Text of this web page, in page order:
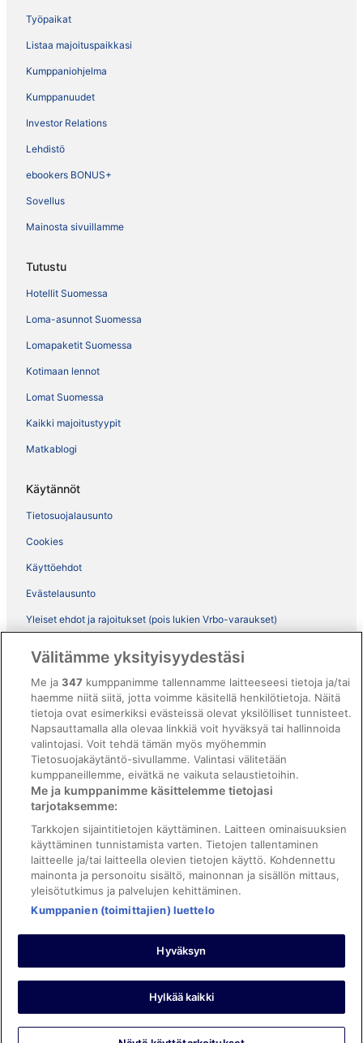
Työpaikat
Listaa majoituspaikkasi
Kumppaniohjelma
Kumppanuudet
Investor Relations
Lehdistö
ebookers BONUS+
Sovellus
Mainosta sivuillamme
Tutustu
Hotellit Suomessa
Loma-asunnot Suomessa
Lomapaketit Suomessa
Kotimaan lennot
Lomat Suomessa
Kaikki majoitustyypit
Matkablogi
Käytännöt
Tietosuojalausunto
Cookies
Käyttöehdot
Evästelausunto
Yleiset ehdot ja rajoitukset (pois lukien Vrbo-varaukset)
ebookers BONUS+ -ohjelman ehdot
Oikeudelliset tiedot / ota meihin yhteyttä
Sisältövaatimukset ja ilmoituksen tekeminen sisällöstä
Tuki
Ota yhteyttä
Varauksen muuttaminen tai peruuttaminen
Varaa lento lentoyhtiön hyvityskupongeilla
Hyvityksen hakeminen ja aikarajat
©2026 Expedia, Inc., Expedia Groupin yritys. Kaikki oikeudet
pidätetään. ebookers ja ebookersin logo ovat Expedia, Inc.:n
tavaramerkkejä tai rekisteröityjä tavaramerkkejä.
Välitämme yksityisyydestäsi
Me ja347 kumppanimme tallennamme laitteeseesi tietoja ja/tai
haemme niitä siitä, jotta voimme käsitellä henkilötietoja. Näitä
tietoja ovat esimerkiksi evästeissä olevat yksilölliset tunnisteet.
Napsauttamalla alla olevaa linkkiä voit hyväksyä tai hallinnoida
valintojasi. Voit tehdä tämän myös myöhemmin
Tietosuojakäytäntö-sivullamme. Valintasi välitetään
kumppaneillemme, eivätkä ne vaikuta selaustietoihin.
Me ja kumppanimme käsittelemme tietojasi
tarjotaksemme:
Tarkkojen sijaintitietojen käyttäminen. Laitteen ominaisuuksien
käyttäminen tunnistamista varten. Tietojen tallentaminen
laitteelle ja/tai laitteella olevien tietojen käyttö. Kohdennettu
mainonta ja personoitu sisältö, mainonnan ja sisällön mittaus,
yleisötutkimus ja palvelujen kehittäminen.
Kumppanien (toimittajien) luettelo
Hyväksyn
Hylkää kaikki